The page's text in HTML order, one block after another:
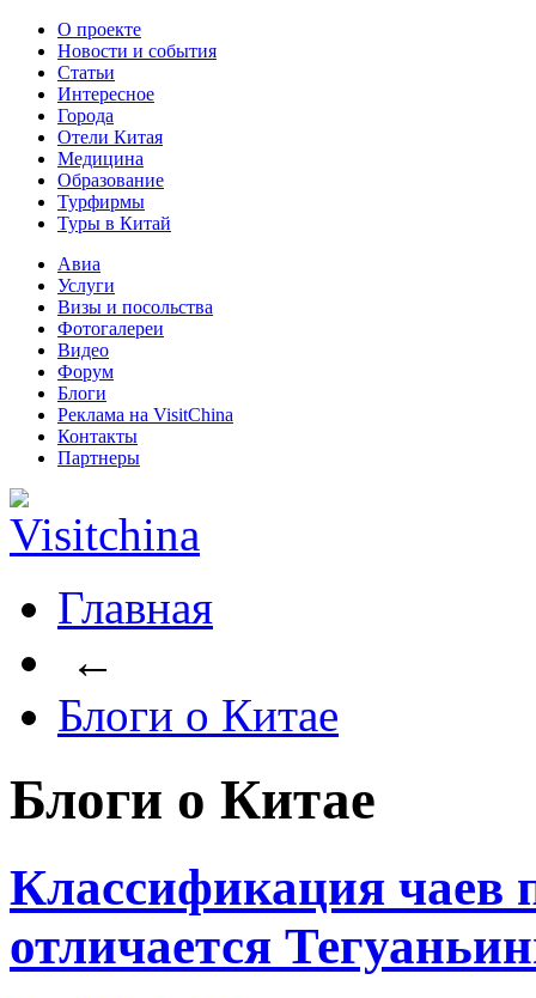
О проекте
Новости и события
Статьи
Интересное
Города
Отели Китая
Медицина
Образование
Турфирмы
Туры в Китай
Авиа
Услуги
Визы и посольства
Фотогалереи
Видео
Форум
Блоги
Реклама на VisitChina
Контакты
Партнеры
Главная
←
Блоги о Китае
Блоги о Китае
Классификация
отличается